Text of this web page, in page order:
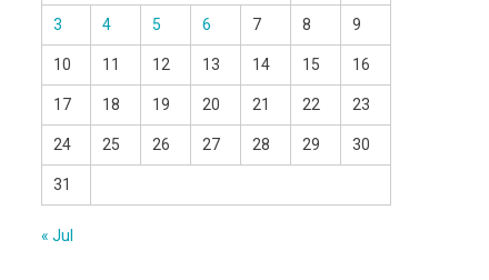
3 4 5 6 7 8 9
10 11 12 13 14 15 16
17 18 19 20 21 22 23
24 25 26 27 28 29 30
31
« Jul